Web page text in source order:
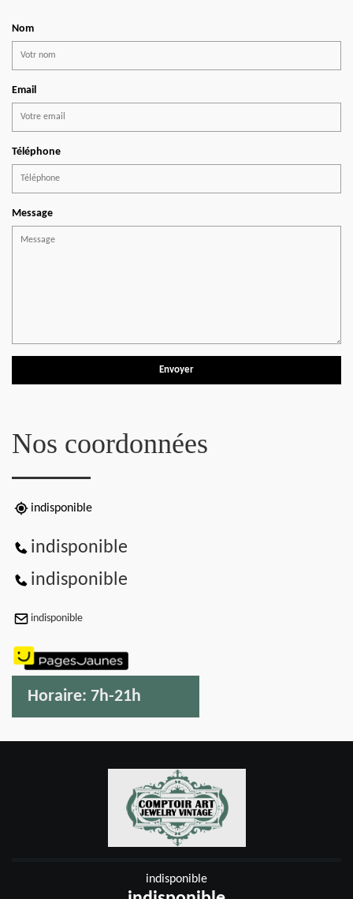
Nom
Email
Téléphone
Message
Nos coordonnées
indisponible
indisponible
indisponible
indisponible
Horaire: 7h-21h
indisponible